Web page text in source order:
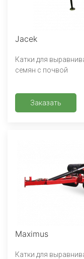
Jacek
Катки для
семян с почвой
Заказать
Maximus
Катки для